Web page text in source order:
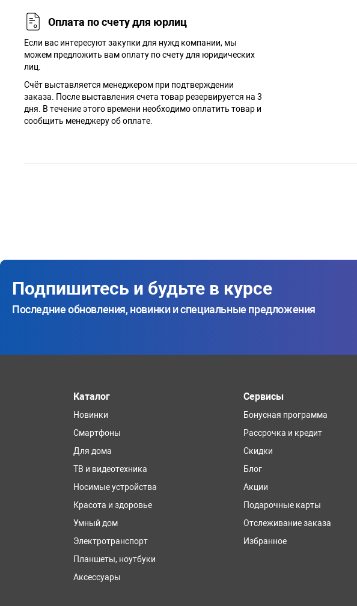
Оплата по счету для юрлиц
Если вас интересуют закупки для нужд компании, мы
можем предложить вам оплату по счету для юридических
лиц.
Счёт выставляется менеджером при подтверждении
заказа. После выставления счета товар резервируется на 3
дня. В течение этого времени необходимо оплатить товар и
сообщить менеджеру об оплате.
Подпишитесь и будьте в курсе
Последние обновления, новинки и специальные предложения
Каталог
Новинки
Смартфоны
Для дома
ТВ и видеотехника
Носимые устройства
Красота и здоровье
Умный дом
Электротранспорт
Планшеты, ноутбуки
Аксессуары
Сервисы
Бонусная программа
Рассрочка и кредит
Скидки
Блог
Акции
Подарочные карты
Отслеживание заказа
Избранное